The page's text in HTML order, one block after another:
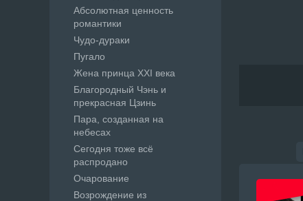
Абсолютная ценность
романтики
Чудо-дураки
Пугало
Жена принца XXI века
Благородный Чэнь и
прекрасная Цзинь
Пара, созданная на
небесах
Сегодня тоже всё
распродано
Очарование
Возрождение из